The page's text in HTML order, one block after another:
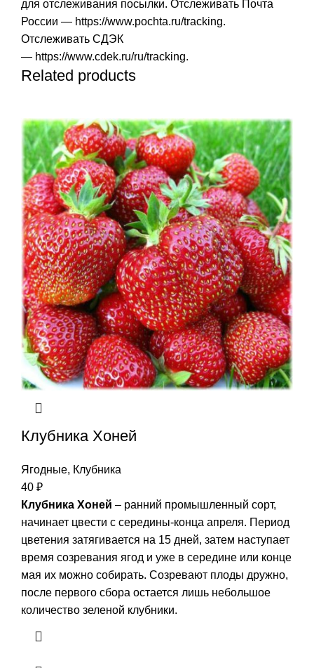
для отслеживания посылки. Отслеживать Почта
России — https://www.pochta.ru/tracking.
Отслеживать СДЭК
— https://www.cdek.ru/ru/tracking.
Related products
Клубника Хоней
Ягодные, Клубника
40 ₽
Клубника Хоней – ранний промышленный сорт,
начинает цвести с середины-конца апреля. Период
цветения затягивается на 15 дней, затем наступает
время созревания ягод и уже в середине или конце
мая их можно собирать. Созревают плоды дружно,
после первого сбора остается лишь небольшое
количество зеленой клубники.